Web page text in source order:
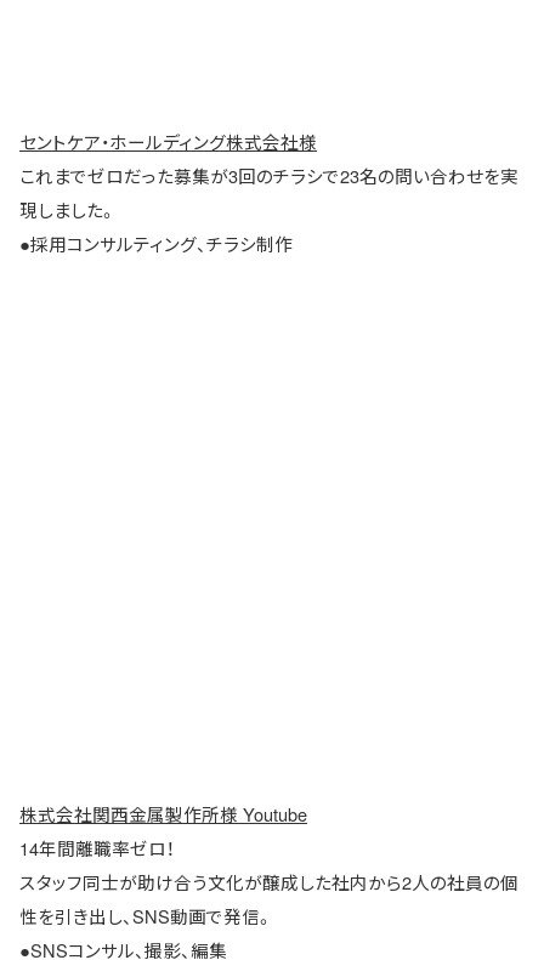
セントケア・ホールディング株式会社様
これまでゼロだった募集が3回のチラシで23名の問い合わせを実
現しました。
●採用コンサルティング、チラシ制作
株式会社関西金属製作所様 Youtube
14年間離職率ゼロ！
スタッフ同士が助け合う文化が醸成した社内から2人の社員の個
性を引き出し、SNS動画で発信。
●SNSコンサル、撮影、編集